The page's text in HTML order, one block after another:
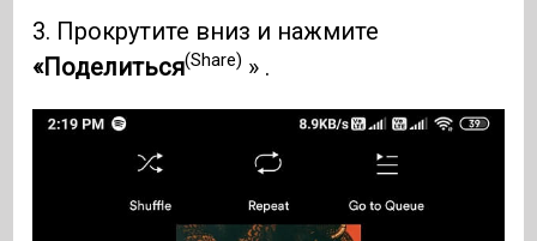
3. Прокрутите вниз и нажмите
«Поделиться(Share) » .